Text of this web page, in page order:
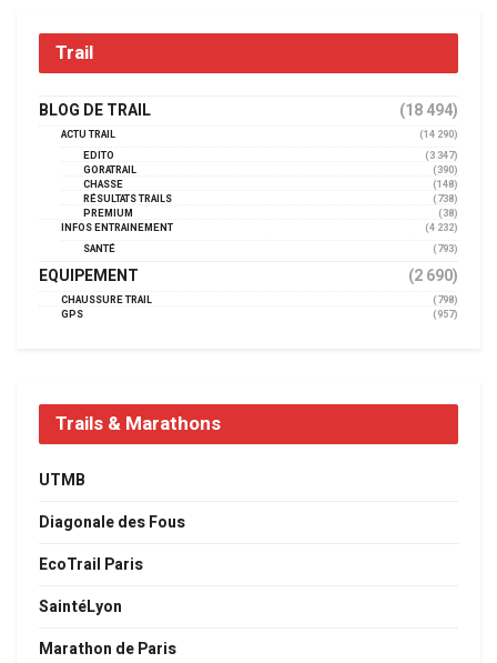
Trail
BLOG DE TRAIL (18 494)
ACTU TRAIL
(14 290)
EDITO
(3 347)
GORATRAIL
(390)
CHASSE
(148)
RÉSULTATS TRAILS
(738)
PREMIUM
(38)
INFOS ENTRAINEMENT
(4 232)
SANTÉ
(793)
EQUIPEMENT (2 690)
CHAUSSURE TRAIL
(798)
GPS
(957)
Trails & Marathons
UTMB
Diagonale des Fous
EcoTrail Paris
SaintéLyon
Marathon de Paris